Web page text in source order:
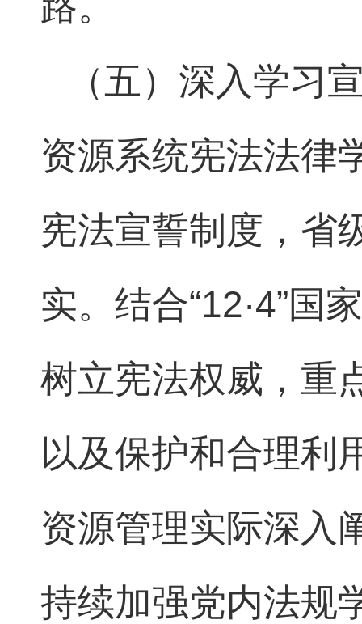
（五）深入学习
资源系统宪法法律
宪法宣誓制度，省
实。结合“12·4”国
树立宪法权威，重
以及保护和合理利
资源管理实际深入
持续加强党内法规